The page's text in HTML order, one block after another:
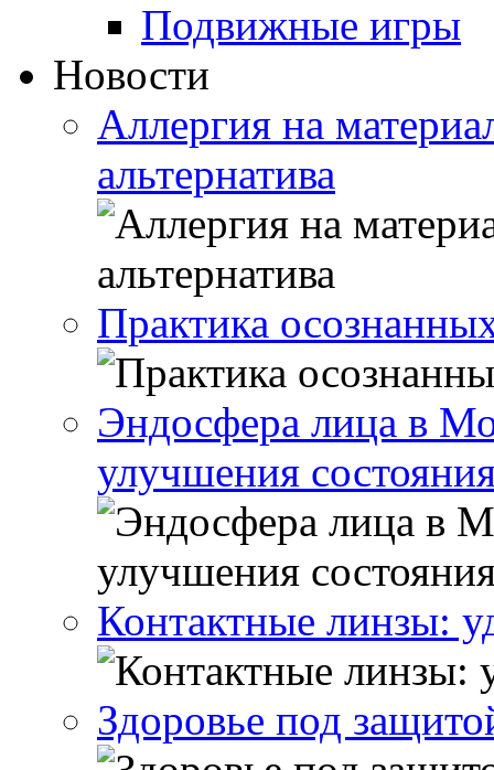
Подвижные игры
Новости
Аллергия на
альтернатива
Практика
Эндосфера лица в
улучшения
Контактные линзы:
Здоровье под